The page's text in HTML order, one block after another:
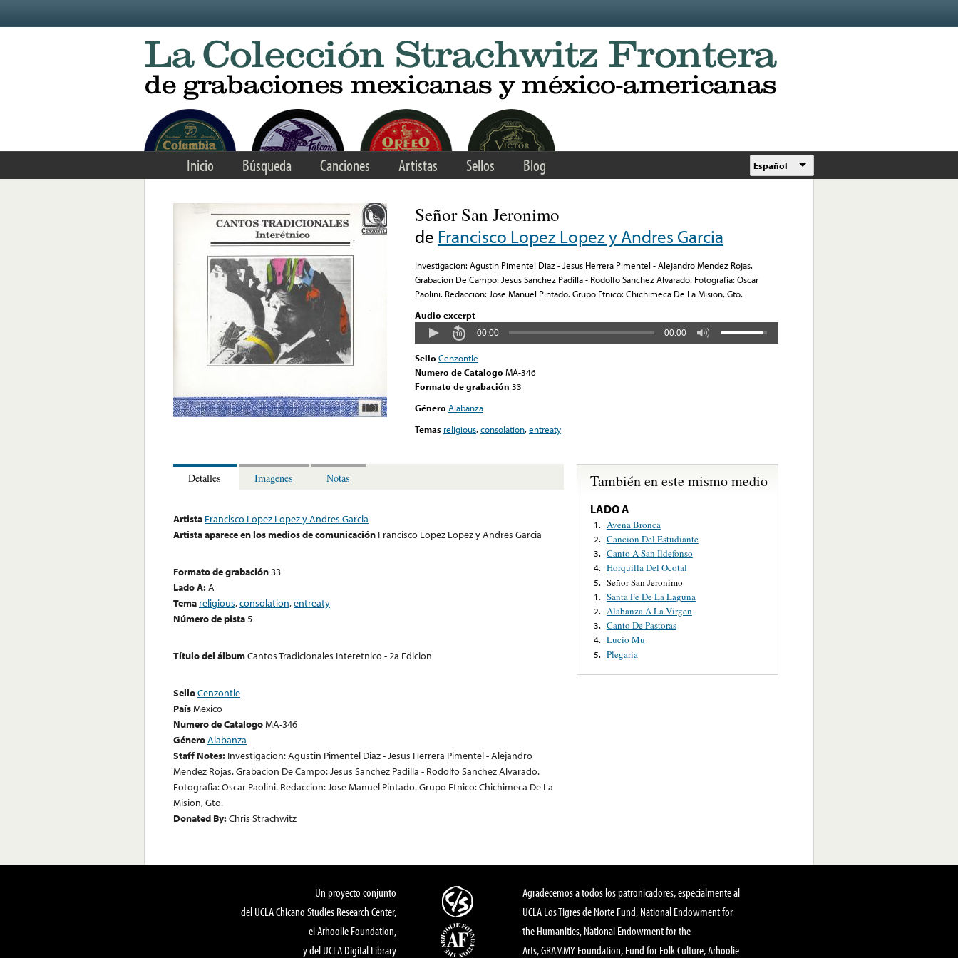
Inicio Búsqueda Canciones Artistas Sellos Blog Español
Señor San Jeronimo
de Francisco Lopez Lopez y Andres Garcia
Investigacion: Agustin Pimentel Diaz - Jesus Herrera Pimentel - Alejandro Mendez Rojas.
Grabacion De Campo: Jesus Sanchez Padilla - Rodolfo Sanchez Alvarado. Fotografia: Oscar
Paolini. Redaccion: Jose Manuel Pintado. Grupo Etnico: Chichimeca De La Mision, Gto.
Audio excerpt
00:00 00:00
Sello Cenzontle
Numero de Catalogo MA-346
Formato de grabación 33
Género Alabanza
Temas religious,consolation,entreaty
Detalles Imagenes Notas
Artista Francisco Lopez Lopez y Andres Garcia
Artista aparece en los medios de comunicación Francisco Lopez Lopez y Andres Garcia
Formato de grabación33
Lado A:A
Tema religious,consolation,entreaty
Número de pista5
Título del álbumCantos Tradicionales Interetnico - 2a Edicion
SelloCenzontle
PaísMexico
Numero de CatalogoMA-346
GéneroAlabanza
Staff Notes: Investigacion: Agustin Pimentel Diaz - Jesus Herrera Pimentel - Alejandro
Mendez Rojas. Grabacion De Campo: Jesus Sanchez Padilla - Rodolfo Sanchez Alvarado.
Fotografia: Oscar Paolini. Redaccion: Jose Manuel Pintado. Grupo Etnico: Chichimeca De La
Mision, Gto.
Donated By:Chris Strachwitz
También en este mismo medio
LADO A
1. Avena Bronca
2. Cancion Del Estudiante
3. Canto A San Ildefonso
4. Horquilla Del Ocotal
5. Señor San Jeronimo
1. Santa Fe De La Laguna
2. Alabanza A La Virgen
3. Canto De Pastoras
4. Lucio Mu
5. Plegaria
Un proyecto conjunto
del UCLA Chicano Studies Research Center,
el Arhoolie Foundation,
y del UCLA Digital Library
Agradecemos a todos los patronicadores, especialmente al
UCLA Los Tigres de Norte Fund, National Endowment for
the Humanities, National Endowment for the
Arts, GRAMMY Foundation, Fund for Folk Culture, Arhoolie